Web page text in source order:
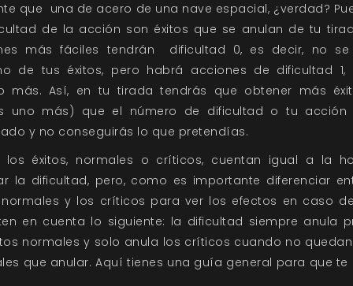
que una de acero de una nave espacial, ¿verdad?
de la acción son éxitos que se anulan de tu
más fáciles tendrán dificultad 0, es decir, no se
de tus éxitos, pero habrá acciones de dificultad 1,
más. Así, en tu tirada tendrás que obtener más
uno más) que el número de dificultad o tu acción
y no conseguirás lo que pretendías.
los éxitos, normales o críticos, cuentan igual a la
la dificultad, pero, como es importante diferenciar
normales y los críticos para ver los efectos en caso
en cuenta lo siguiente: la dificultad siempre anula
normales y solo anula los críticos cuando no
que anular. Aquí tienes una guía general para que te